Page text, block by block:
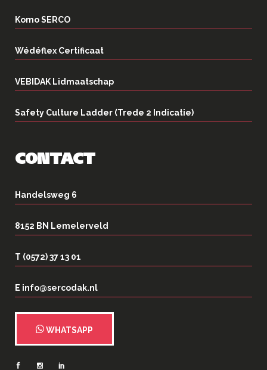
Komo SERCO
Wédéflex Certificaat
VEBIDAK Lidmaatschap
Safety Culture Ladder (Trede 2 Indicatie)
CONTACT
Handelsweg 6
8152 BN Lemelerveld
T (0572) 37 13 01
E info@sercodak.nl
WHATSAPP